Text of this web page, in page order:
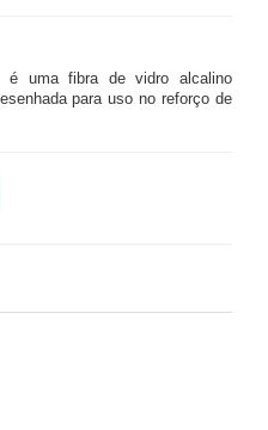
é uma fibra de vidro alcalino
para uso no reforço de